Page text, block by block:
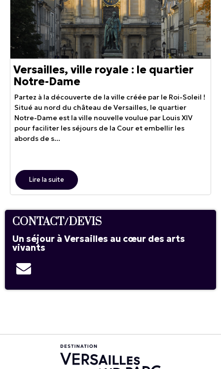
Versailles, ville royale : le quartier
Notre-Dame
Partez à la découverte de la ville créée par le Roi-Soleil !
Situé au nord du château de Versailles, le quartier
Notre-Dame est la ville nouvelle voulue par Louis XIV
pour faciliter les séjours de la Cour et embellir les
abords de s...
Lire la suite
CONTACT/DEVIS
Un séjour à Versailles au cœur des arts
vivants